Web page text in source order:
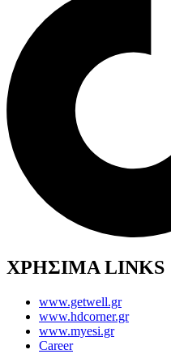
ΧΡΗΣΙΜΑ LINKS
www.getwell.gr
www.hdcorner.gr
www.myesi.gr
Career